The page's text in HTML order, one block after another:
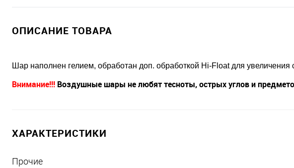
ОПИСАНИЕ ТОВАРА
Шар наполнен гелием, обработан доп. обработкой Hi-Float для
Внимание!!! Воздушные шары не любят тесноты, острых углов и
ХАРАКТЕРИСТИКИ
Прочие